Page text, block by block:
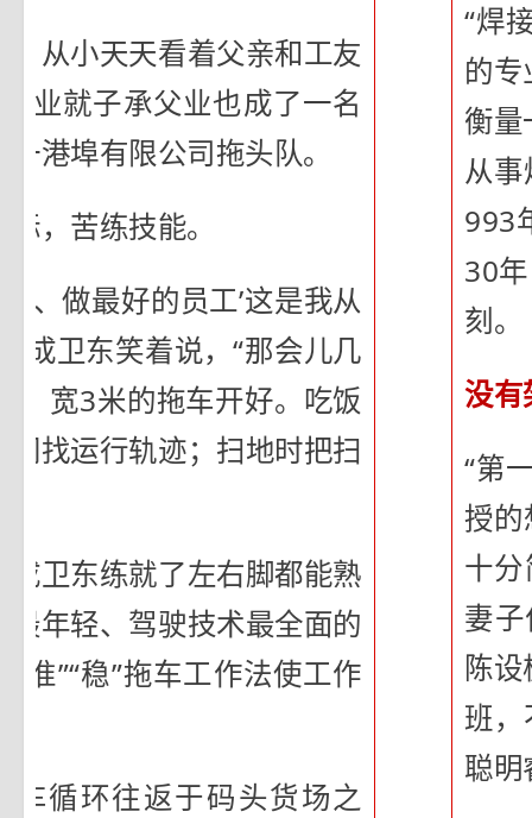
从小天天看着父亲和工友
业就子承父业也成了一名
港埠有限公司拖头队。
，苦练技能。
、做最好的员工’这是我从
成卫东笑着说，“那会儿几
、宽3米的拖车开好。吃饭
找运行轨迹；扫地时把扫
卫东练就了左右脚都能熟
年轻、驾驶技术最全面的
准”“稳”拖车工作法使工作
循环往返于码头货场之
“焊
的
衡量
从
993
30
刻。
没有
“第
授的
十
妻
陈
班
聪明